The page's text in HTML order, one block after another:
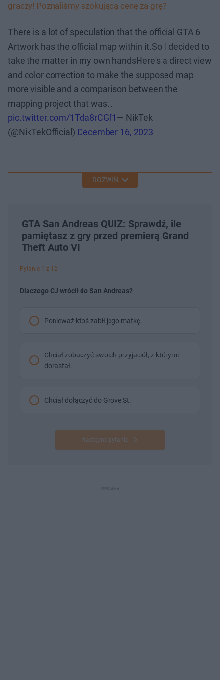
graczy! Poznaliśmy szokującą cenę za grę?
There is a lot of speculation that the official GTA 6
Artwork has the official map within it.So I decided to
take the matter in my own handsHere's a direct view
and color correction to make the supposed map
more visible and a comparison between the
mapping project that was…
pic.twitter.com/1Tda8rCGf1— NikTek
(@NikTekOfficial) December 16, 2023
ROZWIŃ
GTA San Andreas QUIZ: Sprawdź, ile
pamiętasz z gry przed premierą Grand
Theft Auto VI
Pytanie 1 z 12
Dlaczego CJ wrócił do San Andreas?
Ponieważ ktoś zabił jego matkę.
Chciał zobaczyć swoich przyjaciół, z którymi
dorastał.
Chciał dołączyć do Grove St.
Następne pytanie